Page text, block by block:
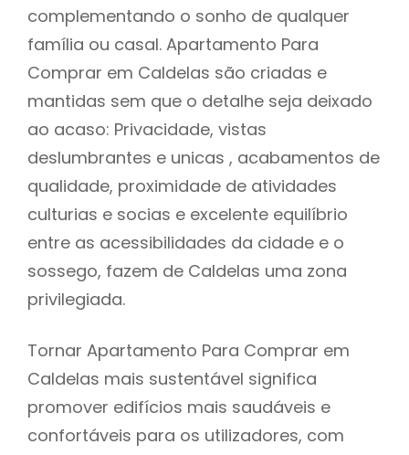
complementando o sonho de qualquer
família ou casal. Apartamento Para
Comprar em Caldelas são criadas e
mantidas sem que o detalhe seja deixado
ao acaso: Privacidade, vistas
deslumbrantes e unicas , acabamentos de
qualidade, proximidade de atividades
culturias e socias e excelente equilíbrio
entre as acessibilidades da cidade e o
sossego, fazem de Caldelas uma zona
privilegiada.
Tornar Apartamento Para Comprar em
Caldelas mais sustentável significa
promover edifícios mais saudáveis e
confortáveis para os utilizadores, com